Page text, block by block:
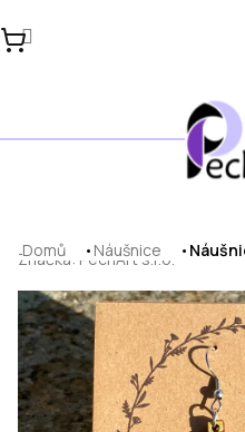
na
obsah
Domů Náušnice
Značka: PechArt s.r.o.